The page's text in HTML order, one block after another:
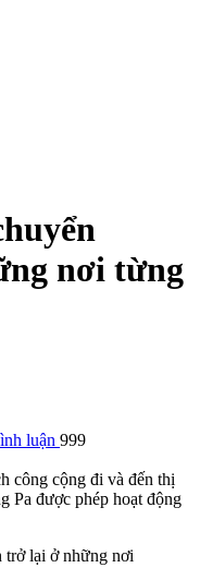
nơi từng
luận 999
công cộng đi và đến thị
Pa được phép hoạt động